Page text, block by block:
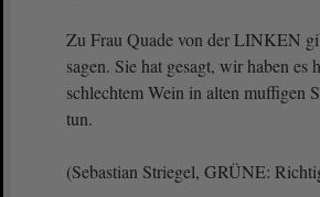
Zu Frau Quade von der LINKEN
sagen. Sie hat gesagt, wir haben es
schlechtem Wein in alten muffigen
tun.
(Sebastian Striegel, GRÜNE: